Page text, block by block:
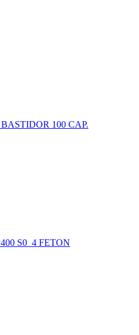
100 CAP.
S0_4 FETON